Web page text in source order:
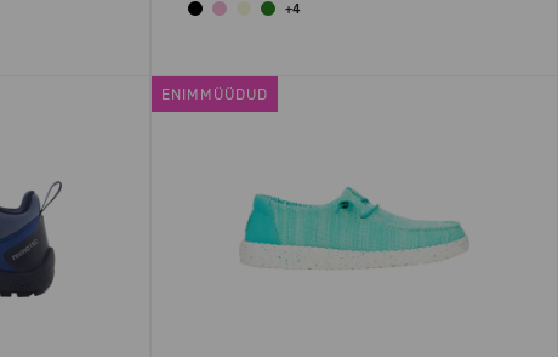
+4
ENIMMÜÜDUD